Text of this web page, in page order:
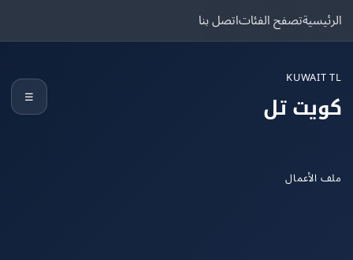
تصفح الفئاتاتصل بنا
تل